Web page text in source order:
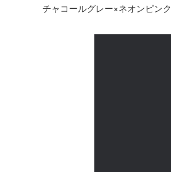
チャコールグレー×ネオンピンク